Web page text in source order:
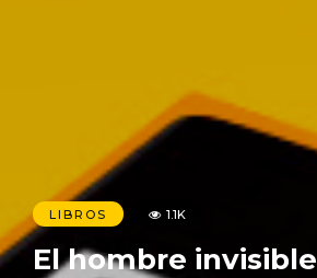
LIBROS 1.1K
El hombre invisible